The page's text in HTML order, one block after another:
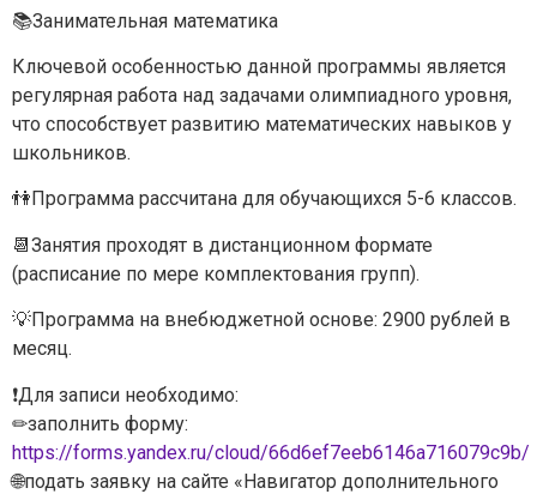
📚Занимательная математика
Ключевой особенностью данной программы является
регулярная работа над задачами олимпиадного уровня,
что способствует развитию математических навыков у
школьников.
👫Программа рассчитана для обучающихся 5-6 классов.
📆Занятия проходят в дистанционном формате
(расписание по мере комплектования групп).
💡Программа на внебюджетной основе: 2900 рублей в
месяц.
❗Для записи необходимо:
✏заполнить форму:
https://forms.yandex.ru/cloud/66d6ef7eeb6146a716079c9b/
🌐подать заявку на сайте «Навигатор дополнительного